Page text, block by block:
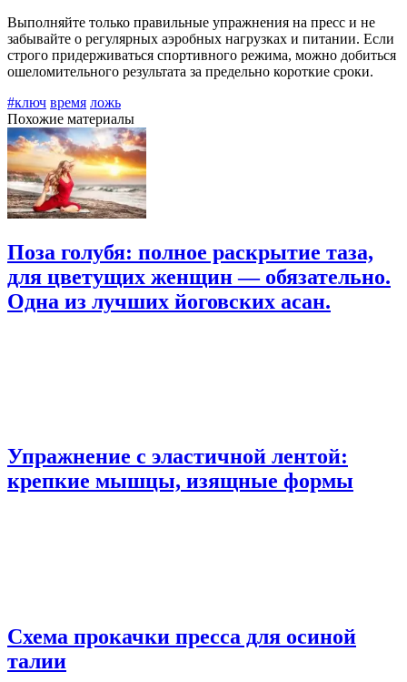
Выполняйте только правильные упражнения на пресс и не
забывайте о регулярных аэробных нагрузках и питании. Если
строго придерживаться спортивного режима, можно добиться
ошеломительного результата за предельно короткие сроки.
#ключ время ложь
Похожие материалы
Поза голубя: полное раскрытие таза,
для цветущих женщин — обязательно.
Одна из лучших йоговских асан.
Упражнение с эластичной лентой:
крепкие мышцы, изящные формы
Схема прокачки пресса для осиной
талии